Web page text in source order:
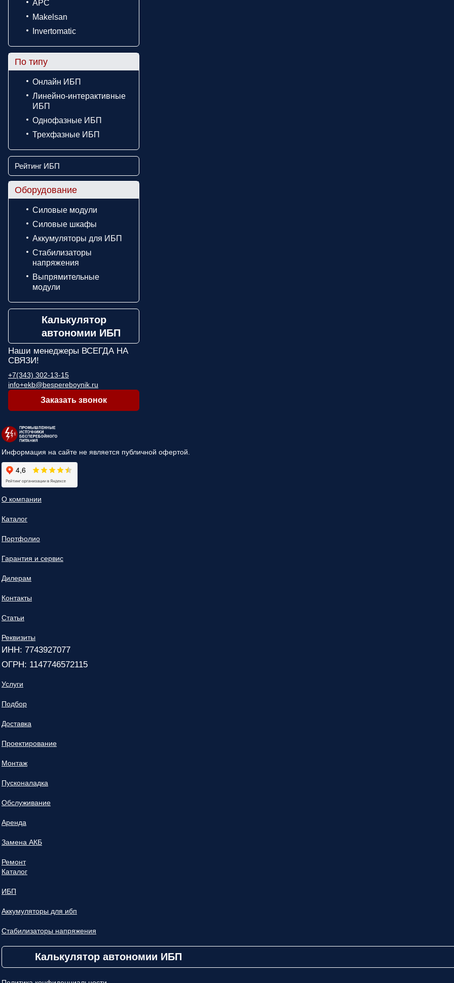
APC
Makelsan
Invertomatic
По типу
Онлайн ИБП
Линейно-интерактивные
ИБП
Однофазные ИБП
Трехфазные ИБП
Рейтинг ИБП
Оборудование
Силовые модули
Силовые шкафы
Аккумуляторы для ИБП
Стабилизаторы
напряжения
Выпрямительные
модули
Калькулятор
автономии ИБП
Наши менеджеры ВСЕГДА НА
СВЯЗИ!
+7(343) 302-13-15
info+ekb@bespereboynik.ru
Заказать звонок
Информация на сайте не является публичной офертой.
О компании
Каталог
Портфолио
Гарантия и сервис
Дилерам
Контакты
Статьи
Реквизиты
ИНН: 7743927077
ОГРН: 1147746572115
Услуги
Подбор
Доставка
Проектирование
Монтаж
Пусконаладка
Обслуживание
Аренда
Замена АКБ
Ремонт
Каталог
ИБП
Аккумуляторы для ибп
Стабилизаторы напряжения
Калькулятор автономии ИБП